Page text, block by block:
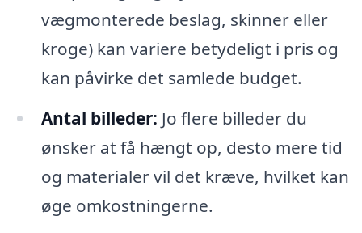
vægmonterede beslag, skinner eller
kroge) kan variere betydeligt i pris og
kan påvirke det samlede budget.
Antal billeder: Jo flere billeder du
ønsker at få hængt op, desto mere tid
og materialer vil det kræve, hvilket kan
øge omkostningerne.